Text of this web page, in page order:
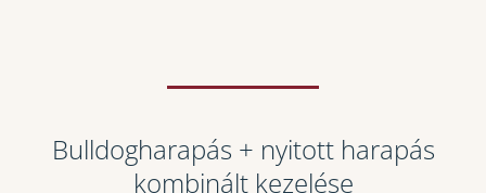
Bulldogharapás + nyitott harapás
kombinált kezelése